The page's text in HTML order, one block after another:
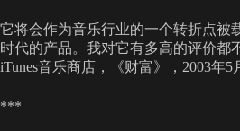
它将会作为音乐行业的一个转折点被
时代的产品。我对它有多高的评价都
iTunes音乐商店，《财富》，2003年5
***